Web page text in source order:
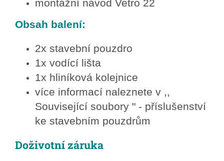
montážní návod Vetro 22
Obsah balení:
2x stavební pouzdro
1x vodící lišta
1x hliníková kolejnice
více informací naleznete v ,,
Související soubory " - příslušenství
ke stavebním pouzdrům
Doživotní záruka